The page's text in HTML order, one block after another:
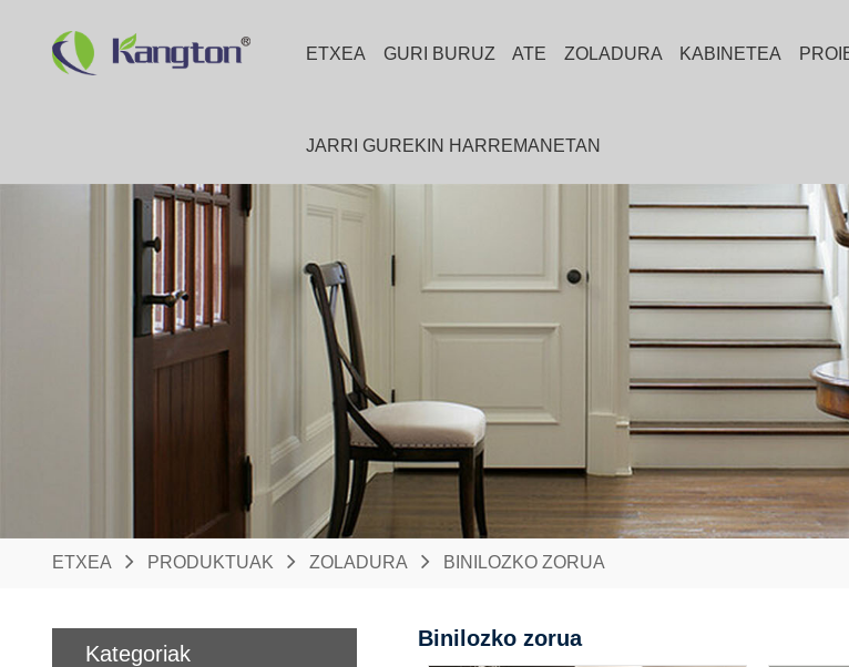
ETXEA GURI BURUZ ATE ZOLADURA KABINETEA
JARRI GUREKIN HARREMANETAN
ETXEA PRODUKTUAK ZOLADURA BINILOZKO ZORUA
Kategoriak
Binilozko zorua